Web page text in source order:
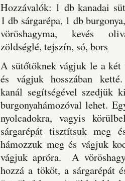
Hozzávalók: 1 db kanadai
1 db sárgarépa, 1 db
vöröshagyma, kevés
zöldséglé, tejszín, só, bors
A sütőtöknek vágjuk le a két
és vágjuk hosszában
kanál segítségével szedjük
burgonyahámozóval lehet.
nyolcadokra, vagyis
sárgarépát tisztítsuk
hámozzuk meg és vágjuk
vágjuk apróra. A
hozzá a tököt, a sárgarépát